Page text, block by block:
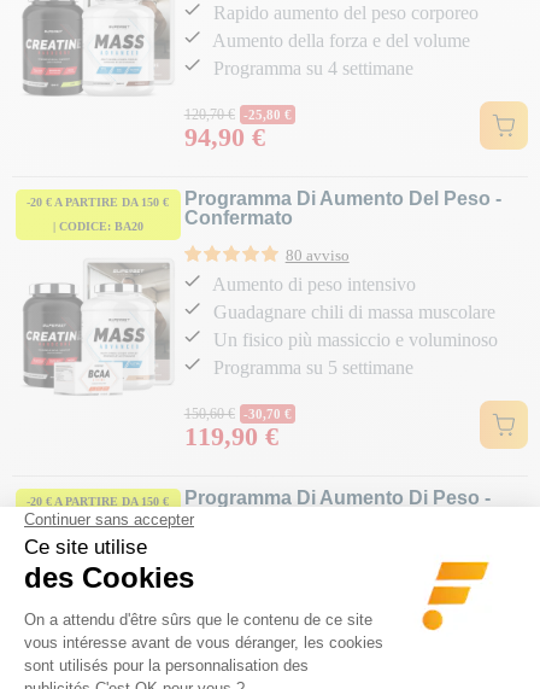
Rapido aumento del peso corporeo
Aumento della forza e del volume
Programma su 4 settimane
Prezzo normale
120,70 € -25,80 €
Prezzo
94,90 €
-20 € A PARTIRE DA 150 €
| CODICE: BA20
Programma Di Aumento Del Peso -
Confermato
80 avviso
Aumento di peso intensivo
Guadagnare chili di massa muscolare
Un fisico più massiccio e voluminoso
Programma su 5 settimane
Prezzo normale
150,60 € -30,70 €
Prezzo
119,90 €
-20 € A PARTIRE DA 150 €
| CODICE: BA20
Programma Di Aumento Di Peso -
Esperto
Intenso aumento di peso e volume
Solo per il pubblico informato
Programma su 6 settimane